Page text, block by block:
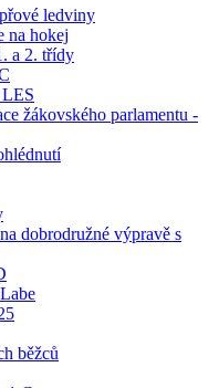
ledviny
na hokej
a 2. třídy
žákovského parlamentu -
dobrodružné výpravě s
běžců